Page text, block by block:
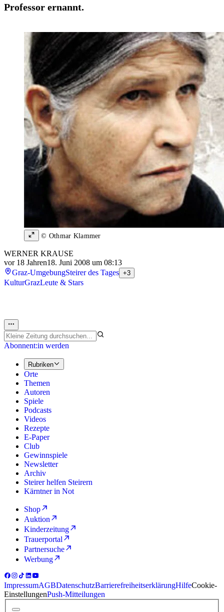
Professor ernannt.
© Othmar Klammer
WERNER KRAUSE
vor 18 Jahren18. Juni 2008 um 08:13
Graz-UmgebungSteirer des Tages +3
KulturGrazLeute & Stars
Abonnent:in werden
Rubriken
Orte
Themen
Autoren
Spiele
Podcasts
Videos
Rezepte
E-Paper
Club
Gewinnspiele
Newsletter
Archiv
Steirer helfen Steirern
Kärntner in Not
Shop
Auktion
Kinderzeitung
Trauerportal
Partnersuche
Werbung
ImpressumAGBDatenschutzBarrierefreiheitserklärungHilfeCookie-
EinstellungenPush-Mitteilungen